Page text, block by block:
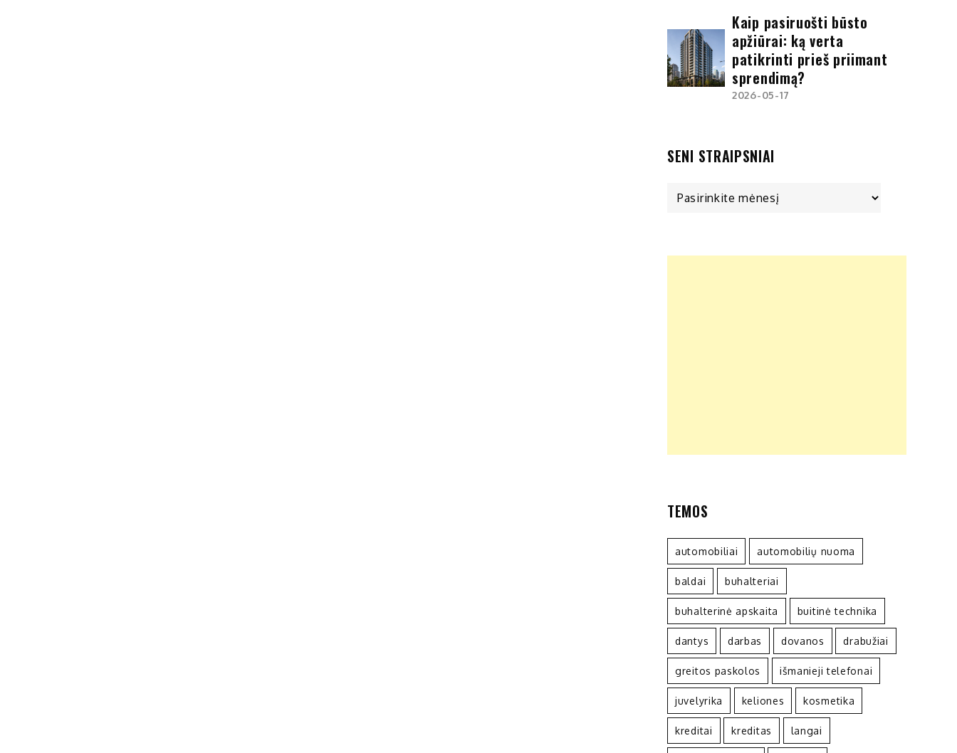
Kaip pasiruošti būsto
apžiūrai: ką verta
patikrinti prieš priimant
sprendimą?
2026-05-17
SENI STRAIPSNIAI
TEMOS
automobiliai automobilių nuoma
baldai buhalteriai
buhalterinė apskaita buitinė technika
dantys darbas dovanos drabužiai
greitos paskolos išmanieji telefonai
juvelyrika keliones kosmetika
kreditai kreditas langai